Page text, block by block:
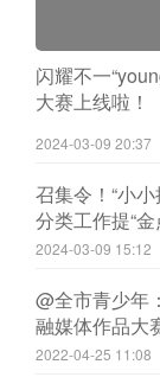
闪耀不一
大赛上线啦！
2024-03-09 20:37
召集令！“小
分类工作提“金
2024-03-09 15:12
@全市青少年
融媒体作品大
2022-04-25 11:08